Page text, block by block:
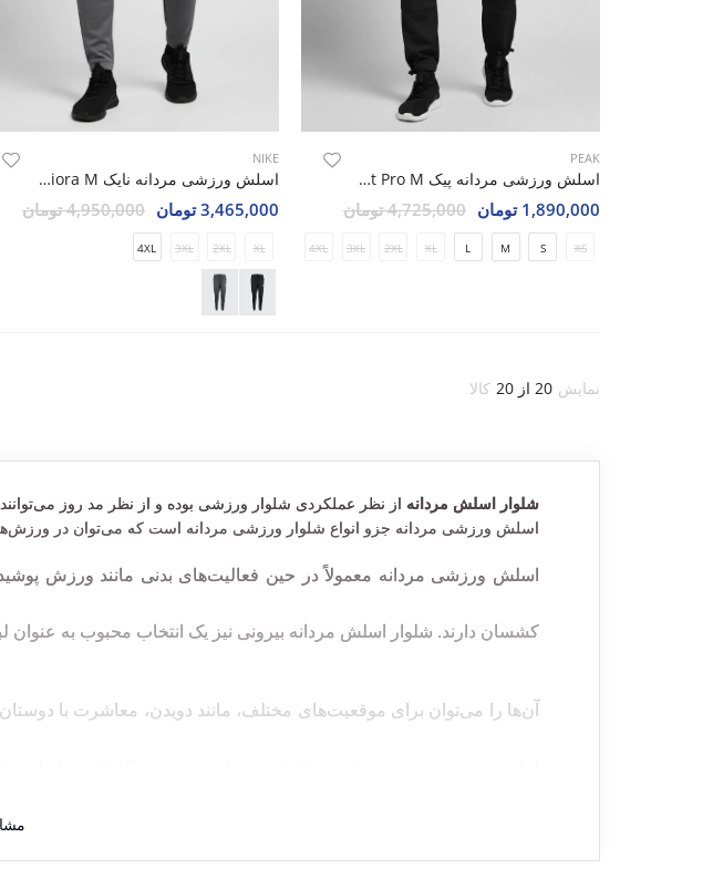
PEAK
اسلش ورزشی مردانه پیک Pocket Pro M
1,890,000 تومان 4,725,000 تومان
XS
S
M
L
XL
2XL
3XL
4XL
NIKE
اسلش ورزشی مردانه نایک Nike Liora M
3,465,000 تومان 4,950,000 تومان
XL
2XL
3XL
4XL
نمایش 20 از 20 کالا
شلوار اسلش مردانه از نظر عملکردی شلوار ورزشی بوده و از نظر مد روز
اسلش ورزشی مردانه جزو انواع شلوار ورزشی مردانه است که می‌توان در
اسلش ورزشی مردانه معمولاً در حین فعالیت‌های بدنی مانند ورزش
کشسان دارند. شلوار اسلش مردانه بیرونی نیز یک انتخاب محبوب به
آنها را می‌توان برای موقعیت‌های مختلف، مانند دویدن، معاشرت با